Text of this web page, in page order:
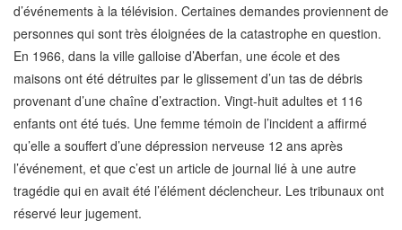
d’événements à la télévision. Certaines demandes proviennent de
personnes qui sont très éloignées de la catastrophe en question.
En 1966, dans la ville galloise d’Aberfan, une école et des
maisons ont été détruites par le glissement d’un tas de débris
provenant d’une chaîne d’extraction. Vingt-huit adultes et 116
enfants ont été tués. Une femme témoin de l’incident a affirmé
qu’elle a souffert d’une dépression nerveuse 12 ans après
l’événement, et que c’est un article de journal lié à une autre
tragédie qui en avait été l’élément déclencheur. Les tribunaux ont
réservé leur jugement.